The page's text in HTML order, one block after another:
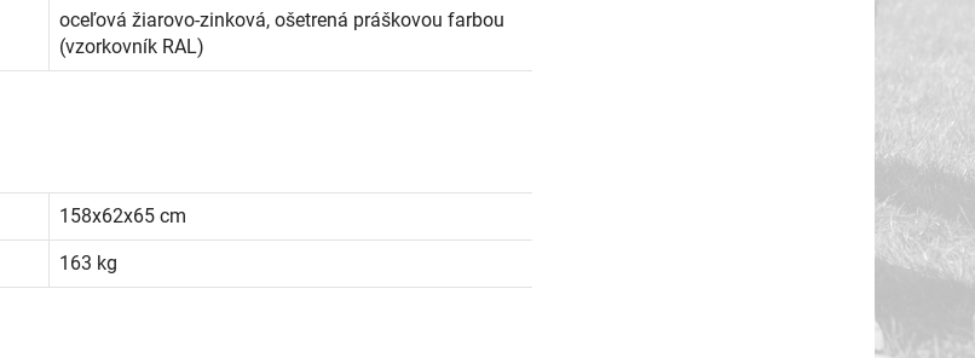
oceľová žiarovo-zinková, ošetrená práškovou farbou
(vzorkovník RAL)
158x62x65 cm
163 kg